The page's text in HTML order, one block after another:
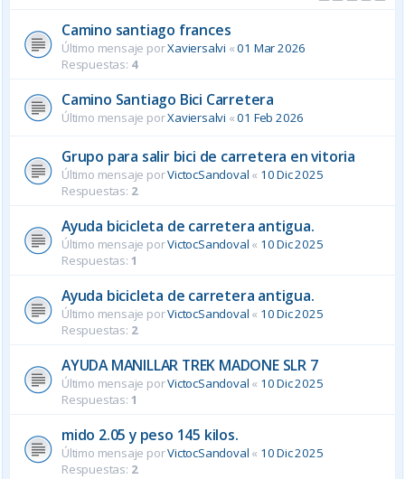
Camino santiago frances
Último mensaje porXaviersalvi «01 Mar 2026
Respuestas: 4
Camino Santiago Bici Carretera
Último mensaje porXaviersalvi «01 Feb 2026
Grupo para salir bici de carretera en vitoria
Último mensaje porVictocSandoval « 10 Dic 2025
Respuestas: 2
Ayuda bicicleta de carretera antigua.
Último mensaje porVictocSandoval « 10 Dic 2025
Respuestas: 1
Ayuda bicicleta de carretera antigua.
Último mensaje porVictocSandoval « 10 Dic 2025
Respuestas: 2
AYUDA MANILLAR TREK MADONE SLR 7
Último mensaje porVictocSandoval « 10 Dic 2025
Respuestas: 1
mido 2.05 y peso 145 kilos.
Último mensaje porVictocSandoval « 10 Dic 2025
Respuestas: 2